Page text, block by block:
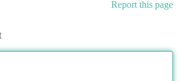
Report this page